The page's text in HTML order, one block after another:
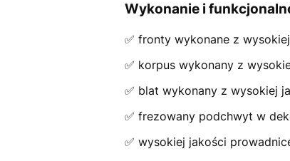
Wykonanie i
✅ fronty wykonane z
✅ korpus wykonany z
✅ blat wykonany z wysokiej
✅ frezowany podchwyt w
✅ wysokiej jakości